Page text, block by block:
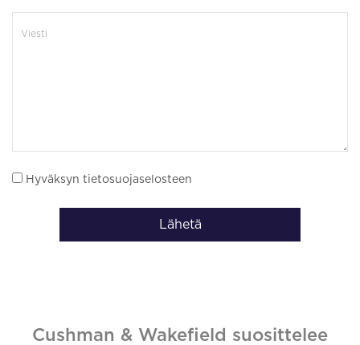
Hyväksyn tietosuojaselosteen
Lähetä
Cushman & Wakefield suosittelee